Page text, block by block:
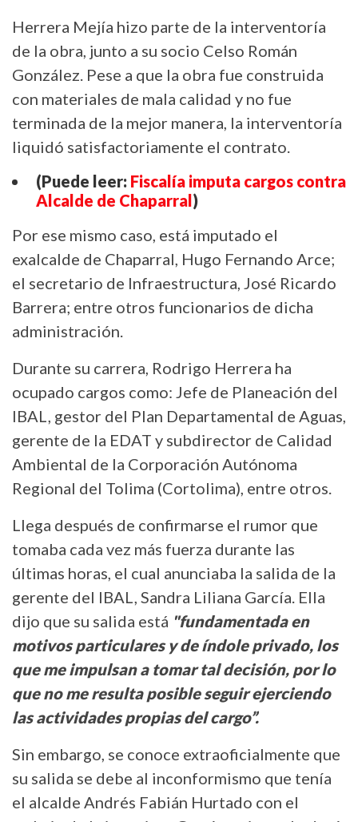
Herrera Mejía hizo parte de la interventoría
de la obra, junto a su socio Celso Román
González. Pese a que la obra fue construida
con materiales de mala calidad y no fue
terminada de la mejor manera, la interventoría
liquidó satisfactoriamente el contrato.
(Puede leer: Fiscalía imputa cargos contra
Alcalde de Chaparral)
Por ese mismo caso, está imputado el
exalcalde de Chaparral, Hugo Fernando Arce;
el secretario de Infraestructura, José Ricardo
Barrera; entre otros funcionarios de dicha
administración.
Durante su carrera, Rodrigo Herrera ha
ocupado cargos como: Jefe de Planeación del
IBAL, gestor del Plan Departamental de Aguas,
gerente de la EDAT y subdirector de Calidad
Ambiental de la Corporación Autónoma
Regional del Tolima (Cortolima), entre otros.
Llega después de confirmarse el rumor que
tomaba cada vez más fuerza durante las
últimas horas, el cual anunciaba la salida de la
gerente del IBAL, Sandra Liliana García. Ella
dijo que su salida está "fundamentada en
motivos particulares y de índole privado, los
que me impulsan a tomar tal decisión, por lo
que no me resulta posible seguir ejerciendo
las actividades propias del cargo”.
Sin embargo, se conoce extraoficialmente que
su salida se debe al inconformismo que tenía
el alcalde Andrés Fabián Hurtado con el